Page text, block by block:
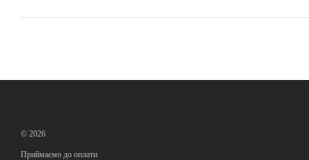
© 2026
Приймаємо до оплати